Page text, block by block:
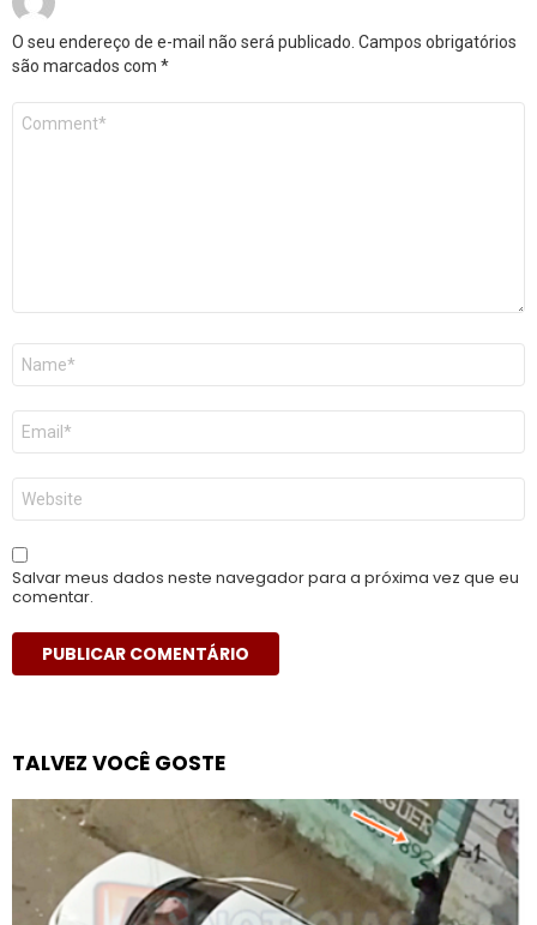
O seu endereço de e-mail não será publicado. Campos obrigatórios
são marcados com *
Comentário
Nome
E-
mail
*
Site
Salvar meus dados neste navegador para a próxima vez que eu
comentar.
TALVEZ VOCÊ GOSTE